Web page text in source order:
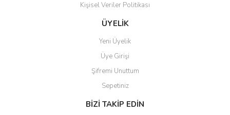
Gönder
Kişisel Veriler Politikası
ÜYELİK
Yeni Üyelik
Üye Girişi
Şifremi Unuttum
Sepetiniz
BİZİ TAKİP EDİN